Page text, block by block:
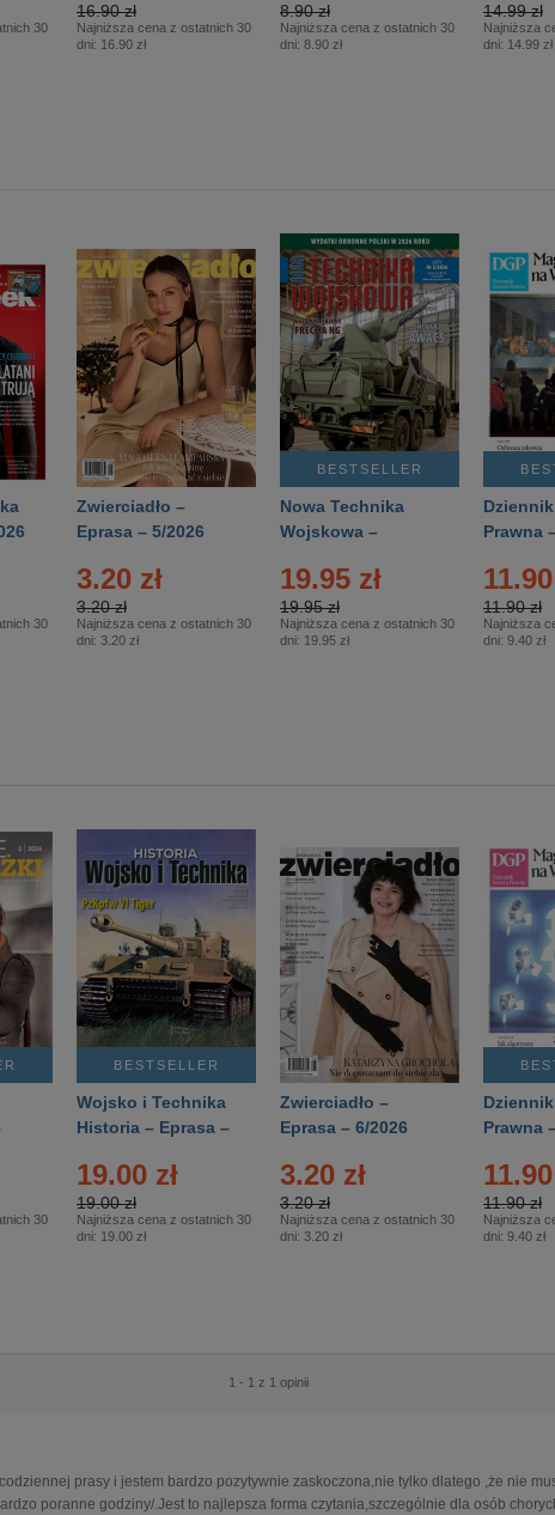
30
16.90 zł
Najniższa cena z ostatnich 30
dni: 16.90 zł
8.90 zł
Najniższa cena z ostatnich 30
dni: 8.90 zł
14.99 zł
Najniższa
dni: 14.99 zł
30
Zwierciadło –
Eprasa – 5/2026
3.20 zł
3.20 zł
Najniższa cena z ostatnich 30
dni: 3.20 zł
BESTSELLER
Nowa Technika
Wojskowa –
19.95 zł
19.95 zł
Najniższa cena z ostatnich 30
dni: 19.95 zł
Prawna
11.90 zł
Najniższa
dni: 9.40 zł
30
BESTSELLER
Wojsko i Technika
Historia – Eprasa –
19.00 zł
19.00 zł
Najniższa cena z ostatnich 30
dni: 19.00 zł
Zwierciadło –
Eprasa – 6/2026
3.20 zł
3.20 zł
Najniższa cena z ostatnich 30
dni: 3.20 zł
Prawna
11.90 zł
Najniższa
dni: 9.40 zł
1 - 1 z 1 opinii
prasy i jestem bardzo pozytywnie zaskoczona,nie tylko dlatego ,że nie
poranne godziny/.Jest to najlepsza forma czytania,szczególnie dla osób